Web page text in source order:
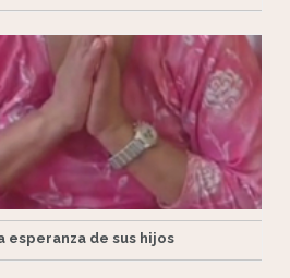
esperanza de sus hijos